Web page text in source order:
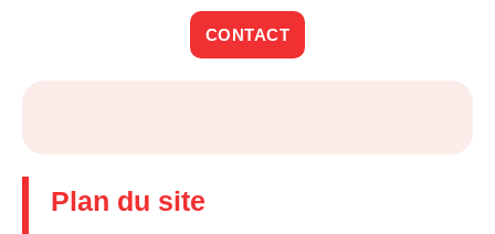
CONTACT
Plan du site